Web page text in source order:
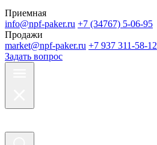
Приемная
info@npf-paker.ru +7 (34767) 5-06-95
Продажи
market@npf-paker.ru +7 937 311-58-12
Задать вопрос